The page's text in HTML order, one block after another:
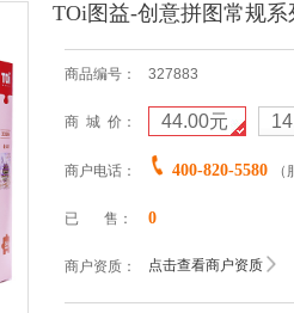
TOi图益-创意拼图常规
商品编号： 327883
商 城 价： 44.00元
商户电话： 400-820-5580
已 售： 0
商户资质： 点击查看商户资质